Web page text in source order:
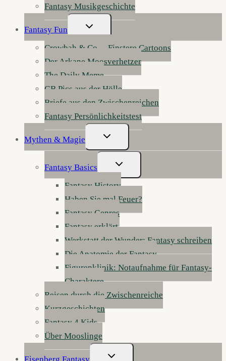
Fantasy Musikgeschichte
Fantasy Fun
Untermenü
Umschalten
Crowbah & Co. – Finstere Cartoons
Der Arkane Moosverhetzer
The Daily Meme
GB Pics aus der Hölle
Briefe aus den Zwischenreichen
Fantasy Persönlichkeitstest
Mythen & Magie
Untermenü
Umschalten
Fantasy Basics
Untermenü
Umschalten
Fantasy History
Haben Sie mal Feuer?
Fantasy Genres
Fantasy erklärt
Werkstatt der Wunder: Fantasy schreiben
Die Anatomie der Fantasy
Figurenklinik: Notaufnahme für Fantasy-
Charaktere
Reisen durch die Zwischenreiche
Kurzgeschichten
Fantasy 4 Kids
Über Mooslinge
Untermenü